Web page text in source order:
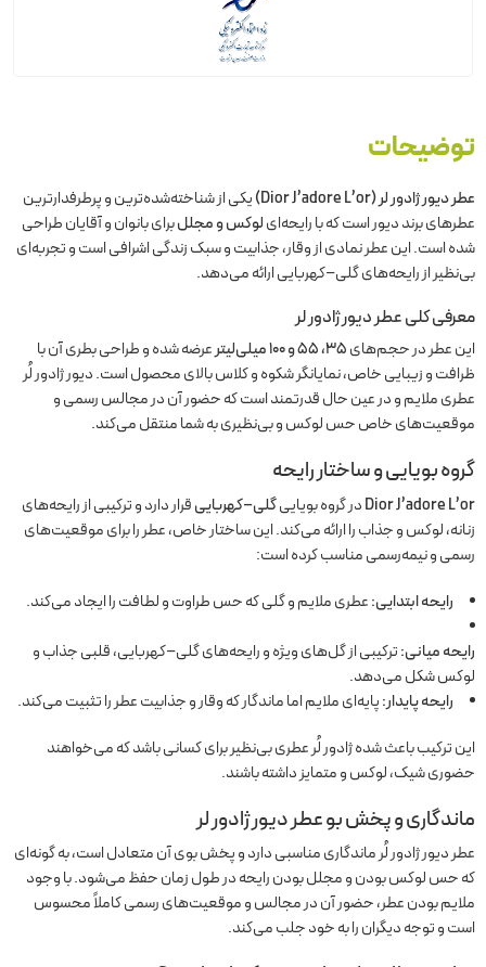
توضیحات
عطر دیور ژادور لر (Dior J’adore L’or)
یکی از شناخته‌شده‌ترین و پرطرفدارترین
عطرهای برند دیور است که با رایحه‌ایلوکس و مجللبرای بانوان و آقایان طراحی
شده است. این عطر نمادی از وقار، جذابیت و سبک زندگی اشرافی است و تجربه‌ای
بی‌نظیر از رایحه‌های گلی–کهربایی ارائه می‌دهد.
معرفی کلی عطر دیور ژادور لر
این عطر در حجم‌های۳۵، ۵۵ و ۱۰۰ میلی‌لیتر
عرضه شده و طراحی بطری آن با
ظرافت و زیبایی خاص، نمایانگر شکوه و کلاس بالای محصول است. دیور ژادور لُر
عطری ملایم و در عین حال قدرتمند است که حضور آن در مجالس رسمی و
موقعیت‌های خاص حس لوکس و بی‌نظیری به شما منتقل می‌کند.
گروه بویایی و ساختار رایحه
Dior J’adore L’orدر گروه بویاییگلی–کهرباییقرار دارد و ترکیبی از رایحه‌های
زنانه، لوکس و جذاب را ارائه می‌کند. این ساختار خاص، عطر را برای موقعیت‌های
رسمی و نیمه‌رسمی مناسب کرده است:
رایحه ابتدایی:عطری ملایم و گلی که حس طراوت و لطافت را ایجاد می‌کند.
رایحه میانی:ترکیبی از گل‌های ویژه و رایحه‌های گلی–کهربایی، قلبی جذاب و
لوکس شکل می‌دهد.
رایحه پایدار:پایه‌ای ملایم اما ماندگار که وقار و جذابیت عطر را تثبیت می‌کند.
این ترکیب باعث شده ژادور لُر عطری بی‌نظیر برای کسانی باشد که می‌خواهند
حضوری شیک، لوکس و متمایز داشته باشند.
ماندگاری و پخش بوعطر دیور ژادور لر
عطر دیور ژادور لُر ماندگاری مناسبی دارد و پخش بوی آن متعادل است، به گونه‌ای
که حس لوکس بودن و مجلل بودن رایحه در طول زمان حفظ می‌شود. با وجود
ملایم بودن عطر، حضور آن در مجالس و موقعیت‌های رسمی کاملاً محسوس
است و توجه دیگران را به خود جلب می‌کند.